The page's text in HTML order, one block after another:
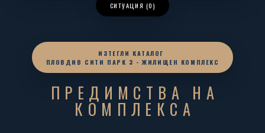
СИТУАЦИЯ (0)
ИЗТЕГЛИ КАТАЛОГ
ПЛОВДИВ СИТИ ПАРК 3 - ЖИЛИЩЕН КОМПЛЕКС
ПРЕДИМСТВА НА
КОМПЛЕКСА